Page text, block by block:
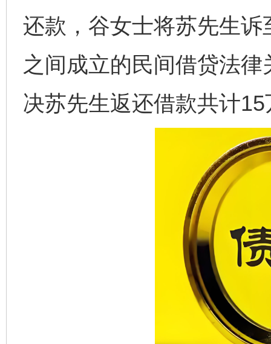
还款，谷女士将苏先生
之间成立的民间借贷法
决苏先生返还借款共计